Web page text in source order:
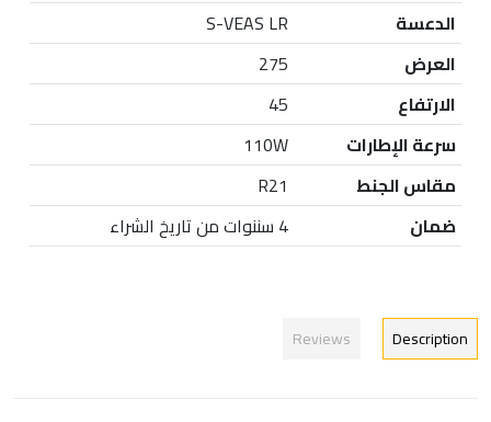
الدعسة
S-VEAS LR
العرض
275
الارتفاع
45
سرعة الإطارات
110W
مقاس الجنط
R21
ضمان
4 سننوات من تاريخ الشراء
Description
Reviews